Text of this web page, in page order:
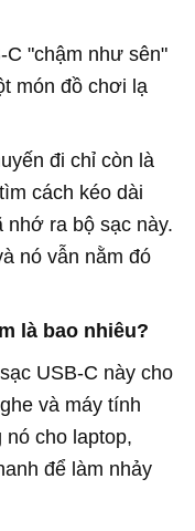
C "chậm như sên"
món đồ chơi lạ
đi chỉ còn là
cách kéo dài
nhớ ra bộ sạc này.
nó vẫn nằm đó
là bao nhiêu?
USB-C này cho
và máy tính
nó cho laptop,
để làm nhảy